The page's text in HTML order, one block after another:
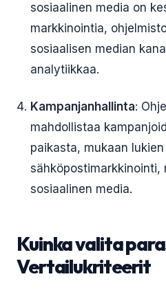
sosiaalinen media on
markkinointia,
sosiaalisen median
analytiikkaa.
Kampanjanhallinta:
mahdollistaa
paikasta, mukaan lukien
sähköpostimarkkinointi,
sosiaalinen media.
Kuinka valita
Vertailukriteerit